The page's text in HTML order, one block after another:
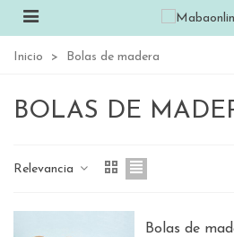
Inicio > Bolas de madera
BOLAS DE
Relevancia
Bolas de